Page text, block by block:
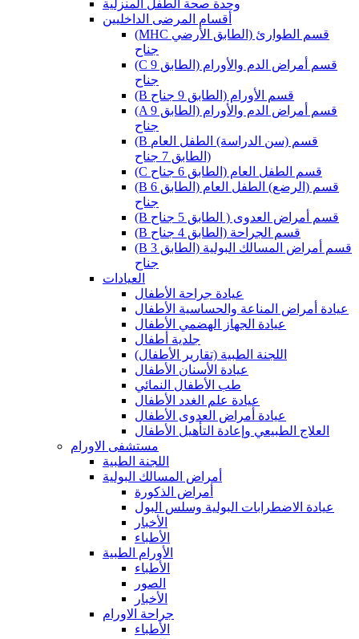
وحدة صحة الطفل المنزلية
أقسام المرضى الداخليين
(MHC قسم الطوارئ (الطابق الأرضي
جناح
(C قسم أمراض الدم والأورام (الطابق 9
جناح
(B قسم الأورام (الطابق 9 جناح
(A قسم أمراض الدم والأورام (الطابق 9
جناح
(B قسم (سن الدراسة) الطفل العام
(الطابق 7 جناح
(C قسم الطفل العام (الطابق 6 جناح
(B قسم (الرضع) الطفل العام (الطابق 6
جناح
(B قسم أمراض العدوى ( الطابق 5 جناح
(B قسم الجراحة (الطابق 4 جناح
(B قسم أمراض المسالك البولية (الطابق 3
جناح
العيادات
عيادة جراحة الأطفال
عيادة أمراض المناعة والحساسية الأطفال
عيادة الجهاز الهضمي الأطفال
جلدية أطفال
(اللجنة الطبية (تقارير الأطفال
عيادة الأسنان الأطفال
طب الأطفال النمائي
عيادة علم الغدد الأطفال
عيادة أمراض العدوى الأطفال
العلاج الطبيعي وإعادة التأهيل الأطفال
مستشفى الاورام
اللجنة الطبية
أمراض المسالك البولية
أمراض الذكورة
عيادة الاضطرابات البولية وسلس البول
الأخبار
الأطباء
الأورام الطبية
الأطباء
الصور
الأخبار
جراحة الاورام
الأطباء